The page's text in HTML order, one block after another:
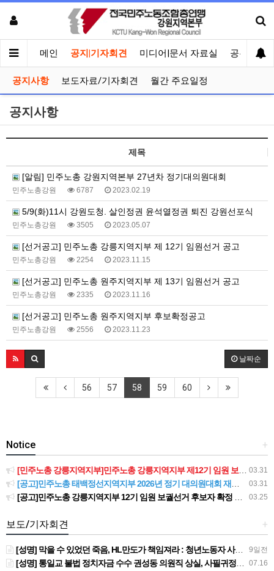
메인 공지|기자회견 미디어|문서 자료실 공유게시
공지사항 보도자료/기자회견 월간 주요일정
공지사항
제목
[알림] 민주노총 강원지역본부 27년차 정기대의원대회
민주노총강원 6787 2023.02.19
5/9(화)11시 강원도청. 살인정권 윤석열정권 퇴진 강원선포식
민주노총강원 3505 2023.05.07
[선거공고] 민주노총 강릉지역지부 제 12기 임원선거 공고
민주노총강원 2254 2023.11.15
[선거공고] 민주노총 원주지역지부 제 13기 임원선거 공고
민주노총강원 2335 2023.11.16
[선거공고] 민주노총 원주지역지부 후보확정공고
민주노총강원 2556 2023.11.23
날짜순
56 57 58 59 60
+
Notice
03.31
[민주노총 강릉지역지부]민주노총 강릉지역지부 제12기 임원 보궐선거결과 공고
03.31
[공고]민주노총 태백정선지역지부 2026년 정기 대의원대회 재소집 건
03.25
[공고]민주노총 강릉지역지부 12기 임원 보궐선거 후보자 확정 공고
+
보도/기자회견
9일전
[성명] 막을 수 있었던 죽음, HL만도가 책임져라 : 청년노동자 사망사고의 철저한 진상규명과 재발방지 대책 마련하라
07.16
[성명] 통일교 불법 정치자금 수수 권성동 의원직 상실, 사필귀정이다